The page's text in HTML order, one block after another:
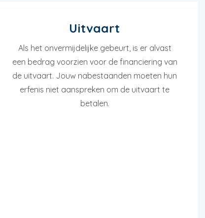
Uitvaart
Als het onvermijdelijke gebeurt, is er alvast
een bedrag voorzien voor de financiering van
de uitvaart. Jouw nabestaanden moeten hun
erfenis niet aanspreken om de uitvaart te
betalen.